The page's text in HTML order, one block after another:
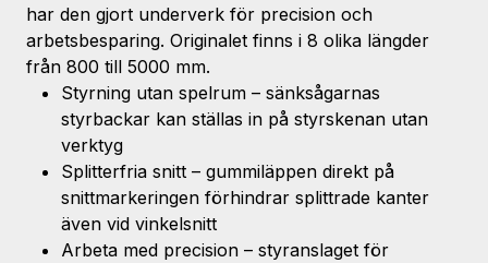
har den gjort underverk för precision och
arbetsbesparing. Originalet finns i 8 olika längder
från 800 till 5000 mm.
Styrning utan spelrum – sänksågarnas
styrbackar kan ställas in på styrskenan utan
verktyg
Splitterfria snitt – gummiläppen direkt på
snittmarkeringen förhindrar splittrade kanter
även vid vinkelsnitt
Arbeta med precision – styranslaget för